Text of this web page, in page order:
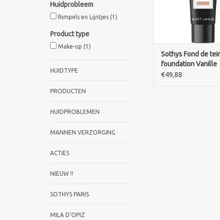
Huidprobleem
Rimpels en Lijntjes (1)
Product type
Make-up (1)
HUIDTYPE
PRODUCTEN
HUIDPROBLEMEN
MANNEN VERZORGING
ACTIES
NIEUW !!
SOTHYS PARIS
MILA D'OPIZ
TOEVOEGEN AAN
Sothys Fond de
foundation Vanille
€49,88